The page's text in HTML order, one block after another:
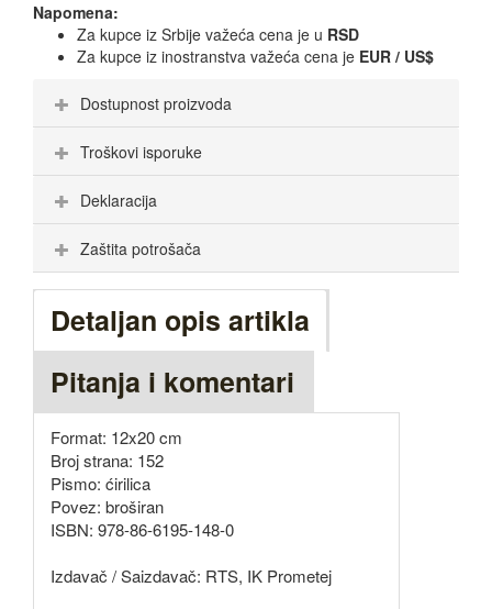
Napomena:
Za kupce iz Srbije važeća cena je u RSD
Za kupce iz inostranstva važeća cena je EUR / US$
Dostupnost proizvoda
Troškovi isporuke
Deklaracija
Zaštita potrošača
Detaljan opis artikla
Pitanja i komentari
Format: 12x20 cm
Broj strana: 152
Pismo: ćirilica
Povez: broširan
ISBN: 978-86-6195-148-0
Izdavač / Saizdavač: RTS, IK Prometej